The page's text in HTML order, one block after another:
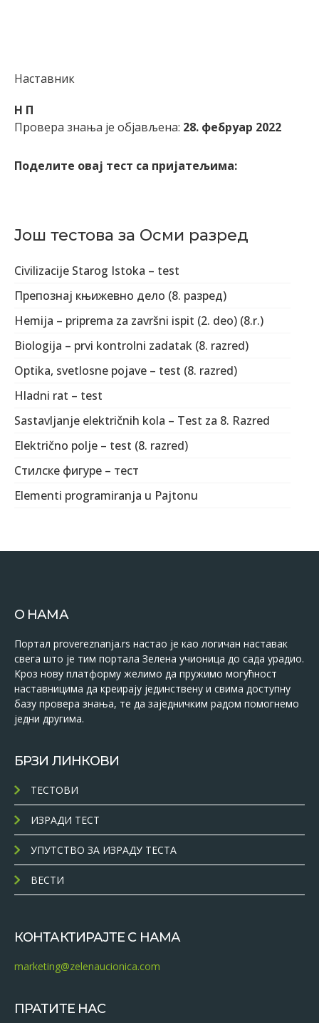
Наставник
Н П
Провера знања је објављена: 28. фебруар 2022
Поделите овај тест са пријатељима:
Још тестова за Осми разред
Civilizacije Starog Istoka – test
Препознај књижевно дело (8. разред)
Hemija – priprema za završni ispit (2. deo) (8.r.)
Biologija – prvi kontrolni zadatak (8. razred)
Optika, svetlosne pojave – test (8. razred)
Hladni rat – test
Sastavljanje električnih kola – Test za 8. Razred
Električno polje – test (8. razred)
Стилске фигуре – тест
Elementi programiranja u Pajtonu
О НАМА
Портал provereznanja.rs настао је као логичан наставак
свега што је тим портала Зелена учионица до сада урадио.
Кроз нову платформу желимо да пружимо могућност
наставницима да креирају јединствену и свима доступну
базу провера знања, те да заједничким радом помогнемо
једни другима.
БРЗИ ЛИНКОВИ
ТЕСТОВИ
ИЗРАДИ ТЕСТ
УПУТСТВО ЗА ИЗРАДУ ТЕСТА
ВЕСТИ
КОНТАКТИРАЈТЕ С НАМА
marketing@zelenaucionica.com
ПРАТИТЕ НАС